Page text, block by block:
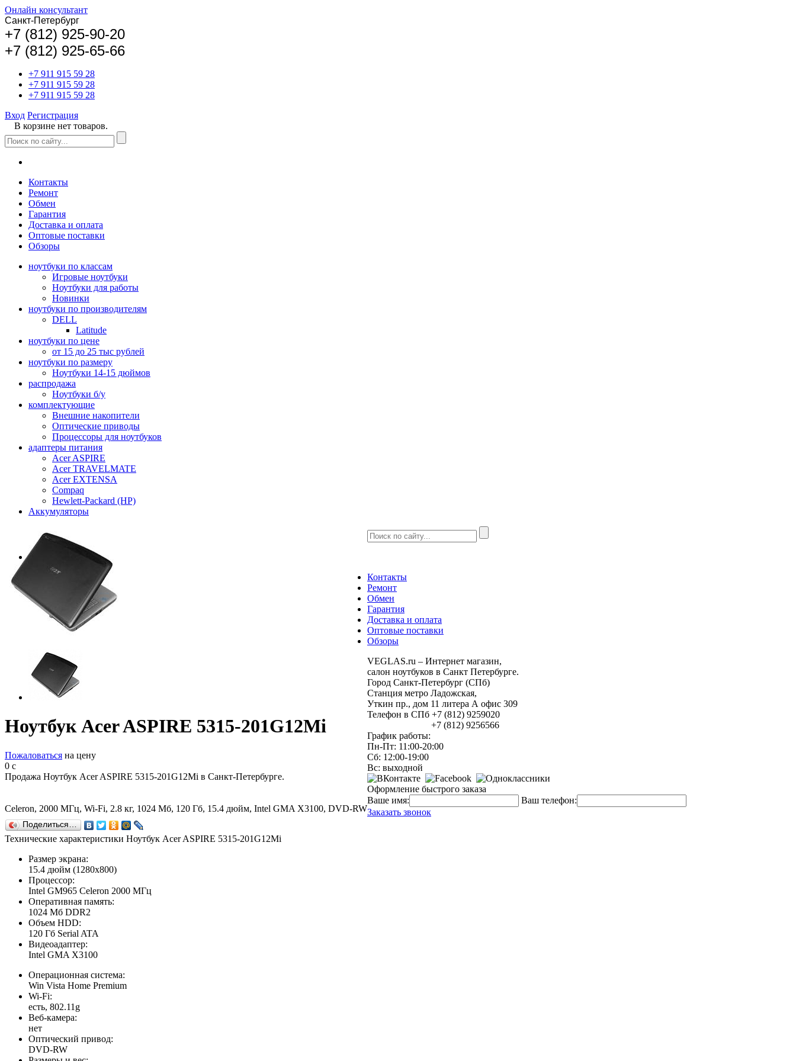
Онлайн консультант
Санкт-Петербург
+7 (812) 925-90-20
+7 (812) 925-65-66
+7 911 915 59 28
+7 911 915 59 28
+7 911 915 59 28
Вход Регистрация
В корзине нет товаров.
Контакты
Ремонт
Обмен
Гарантия
Доставка и оплата
Оптовые поставки
Обзоры
ноутбуки по классам
Игровые ноутбуки
Ноутбуки для работы
Новинки
ноутбуки по производителям
DELL
Latitude
ноутбуки по цене
от 15 до 25 тыс рублей
ноутбуки по размеру
Ноутбуки 14-15 дюймов
распродажа
Ноутбуки б/у
комплектующие
Внешние накопители
Оптические приводы
Процессоры для ноутбуков
адаптеры питания
Acer ASPIRE
Acer TRAVELMATE
Acer EXTENSA
Compaq
Hewlett-Packard (HP)
Аккумуляторы
Ноутбук Acer ASPIRE 5315-201G12Mi
Пожаловаться на цену
0 c
Продажа Ноутбук Acer ASPIRE 5315-201G12Mi в Санкт-Петербурге.
Celeron, 2000 МГц, Wi-Fi, 2.8 кг, 1024 Мб, 120 Гб, 15.4 дюйм, Intel GMA X3100, DVD-RW
Поделиться…
Технические характеристики Ноутбук Acer ASPIRE 5315-201G12Mi
Размер экрана:
15.4 дюйм (1280x800)
Процессор:
Intel GM965 Celeron 2000 МГц
Оперативная память:
1024 Мб DDR2
Объем HDD:
120 Гб Serial ATA
Видеоадаптер:
Intel GMA X3100
Операционная система:
Win Vista Home Premium
Wi-Fi:
есть, 802.11g
Веб-камера:
нет
Оптический привод:
DVD-RW
Контакты
Ремонт
Обмен
Гарантия
Доставка и оплата
Оптовые поставки
Обзоры
VEGLAS.ru – Интернет магазин,
салон ноутбуков в Санкт Петербурге.
Город Санкт-Петербург (СПб)
Станция метро Ладожская,
Уткин пр., дом 11 литера А офис 309
Телефон в СПб +7 (812) 9259020
+7 (812) 9256566
График работы:
Пн-Пт: 11:00-20:00
Сб: 12:00-19:00
Вс: выходной
Оформление быстрого заказа
Ваше имя:
Ваш телефон:
Заказать звонок